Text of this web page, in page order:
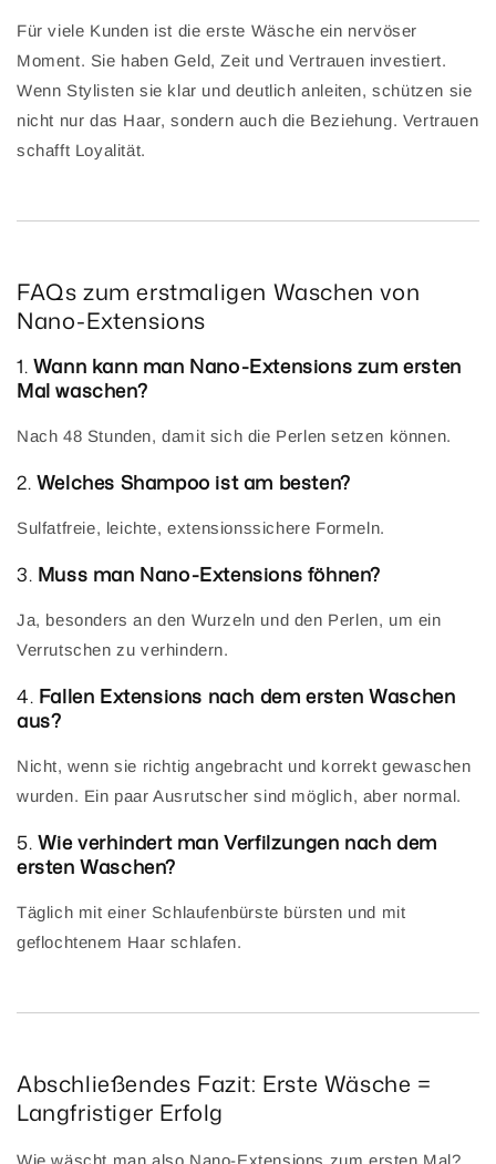
Für viele Kunden ist die erste Wäsche ein nervöser
Moment. Sie haben Geld, Zeit und Vertrauen investiert.
Wenn Stylisten sie klar und deutlich anleiten, schützen sie
nicht nur das Haar, sondern auch die Beziehung. Vertrauen
schafft Loyalität.
FAQs zum erstmaligen Waschen von
Nano-Extensions
1. Wann kann man Nano-Extensions zum ersten
Mal waschen?
Nach 48 Stunden, damit sich die Perlen setzen können.
2. Welches Shampoo ist am besten?
Sulfatfreie, leichte, extensionssichere Formeln.
3. Muss man Nano-Extensions föhnen?
Ja, besonders an den Wurzeln und den Perlen, um ein
Verrutschen zu verhindern.
4. Fallen Extensions nach dem ersten Waschen
aus?
Nicht, wenn sie richtig angebracht und korrekt gewaschen
wurden. Ein paar Ausrutscher sind möglich, aber normal.
5. Wie verhindert man Verfilzungen nach dem
ersten Waschen?
Täglich mit einer Schlaufenbürste bürsten und mit
geflochtenem Haar schlafen.
Abschließendes Fazit: Erste Wäsche =
Langfristiger Erfolg
Wie wäscht man also Nano-Extensions zum ersten Mal?